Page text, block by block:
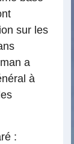
sur les
a
à
: